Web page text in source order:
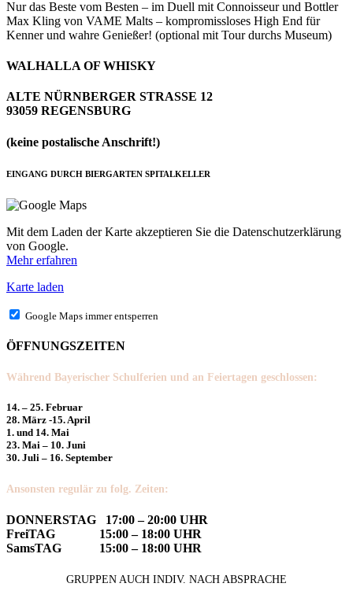
Nur das Beste vom Besten – im Duell mit Connoisseur und Bottler
Max Kling von VAME Malts – kompromissloses High End für
Kenner und wahre Genießer! (optional mit Tour durchs Museum)
WALHALLA OF WHISKY
ALTE NÜRNBERGER STRASSE 12
93059 REGENSBURG
(keine postalische Anschrift!)
EINGANG DURCH BIERGARTEN SPITALKELLER
Mit dem Laden der Karte akzeptieren Sie die Datenschutzerklärung
von Google.
Mehr erfahren
Karte laden
Google Maps immer entsperren
ÖFFNUNGSZEITEN
Während Bayerischer Schulferien und an Feiertagen geschlossen:
14. – 25. Februar
28. März -15. April
1. und 14. Mai
23. Mai – 10. Juni
30. Juli – 16. September
Ansonsten regulär zu folg. Zeiten:
DONNERSTAG 17:00 – 20:00 UHR
FreiTAG 15:00 – 18:00 UHR
SamsTAG 15:00 – 18:00 UHR
GRUPPEN AUCH INDIV. NACH ABSPRACHE